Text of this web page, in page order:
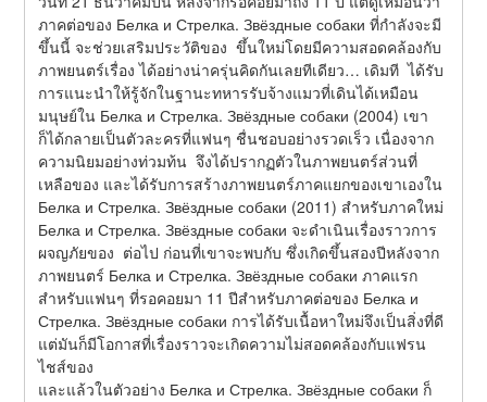
ภาคต่อของ Белка и Стрелка. Звёздные собаки ที่กำลังจะมี
ขึ้นนี้ จะช่วยเสริมประวัติของ  ขึ้นใหม่โดยมีความสอดคล้องกับ
ภาพยนตร์เรื่อง ได้อย่างน่าครุ่นคิดกันเลยทีเดียว… เดิมที  ได้รับ
การแนะนำให้รู้จักในฐานะทหารรับจ้างแมวที่เดินได้เหมือน
มนุษย์ใน Белка и Стрелка. Звёздные собаки (2004) เขา
ก็ได้กลายเป็นตัวละครที่แฟนๆ ชื่นชอบอย่างรวดเร็ว เนื่องจาก
ความนิยมอย่างท่วมท้น  จึงได้ปรากฏตัวในภาพยนตร์ส่วนที่
เหลือของ และได้รับการสร้างภาพยนตร์ภาคแยกของเขาเองใน
Белка и Стрелка. Звёздные собаки (2011) สำหรับภาคใหม่
Белка и Стрелка. Звёздные собаки จะดำเนินเรื่องราวการ
ผจญภัยของ  ต่อไป ก่อนที่เขาจะพบกับ ซึ่งเกิดขึ้นสองปีหลังจาก
ภาพยนตร์ Белка и Стрелка. Звёздные собаки ภาคแรก
สำหรับแฟนๆ ที่รอคอยมา 11 ปีสำหรับภาคต่อของ Белка и
Стрелка. Звёздные собаки การได้รับเนื้อหาใหม่จึงเป็นสิ่งที่ดี
แต่มันก็มีโอกาสที่เรื่องราวจะเกิดความไม่สอดคล้องกับแฟรน
ไชส์ของ
และแล้วในตัวอย่าง Белка и Стрелка. Звёздные собаки ก็